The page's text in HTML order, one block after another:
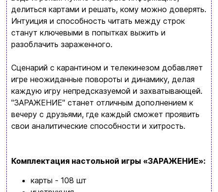
делиться картами и решать, кому можно доверять.
Интуиция и способность читать между строк
станут ключевыми в попытках выжить и
разоблачить зараженного.
Сценарий с карантином и телекинезом добавляет
игре неожиданные повороты и динамику, делая
каждую игру непредсказуемой и захватывающей.
"ЗАРАЖЕНИЕ" станет отличным дополнением к
вечеру с друзьями, где каждый сможет проявить
свои аналитические способности и хитрость.
Комплектация настольной игры «ЗАРАЖЕНИЕ»:
карты - 108 шт
Возврат и обмен товаров
Политика конфиденциальности
Контакты
+380996393746
+380634324164
Заказать звонок
Язык сайта:
Ваша корзина сейчас пуста
Просмотрите ассортимент нашего магазина и
интересное